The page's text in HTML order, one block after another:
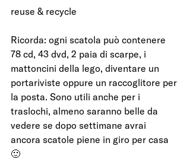
reuse & recycle
Ricorda: ogni scatola può contenere
78 cd, 43 dvd, 2 paia di scarpe, i
mattoncini della lego, diventare un
portariviste oppure un raccoglitore per
la posta. Sono utili anche per i
traslochi, almeno saranno belle da
vedere se dopo settimane avrai
ancora scatole piene in giro per casa
🙂